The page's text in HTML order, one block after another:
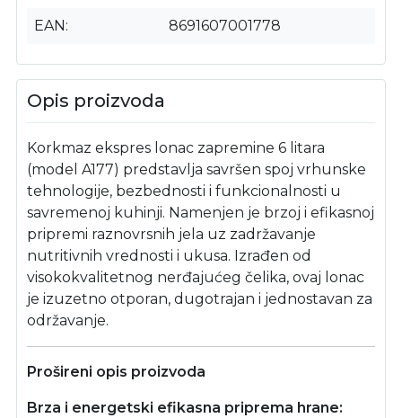
EAN 8691607001778
Opis proizvoda
Korkmaz ekspres lonac zapremine 6 litara
(model A177) predstavlja savršen spoj vrhunske
tehnologije, bezbednosti i funkcionalnosti u
savremenoj kuhinji. Namenjen je brzoj i efikasnoj
pripremi raznovrsnih jela uz zadržavanje
nutritivnih vrednosti i ukusa. Izrađen od
visokokvalitetnog nerđajućeg čelika, ovaj lonac
je izuzetno otporan, dugotrajan i jednostavan za
održavanje.
Prošireni opis proizvoda
Brza i energetski efikasna priprema hrane: